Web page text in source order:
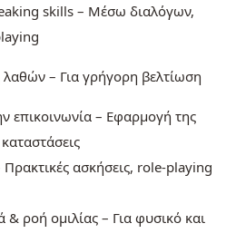
skills – Μέσω διαλόγων,
– Για γρήγορη βελτίωση
επικοινωνία – Εφαρμογή της
ασκήσεις, role-playing
ροή ομιλίας – Για φυσικό και